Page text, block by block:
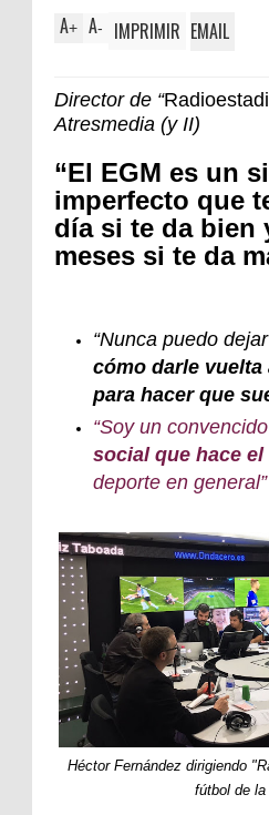
A+ A- IMPRIMIR EMAIL
Director de “
Atresmedia (y II)
“El EGM es un
imperfecto que
día si te da bien
meses si te da
“Nunca puedo
cómo darle vuelta
para hacer que
“Soy un
social que hace
deporte en general”
Héctor Fernández dirigiendo
fútbol de la